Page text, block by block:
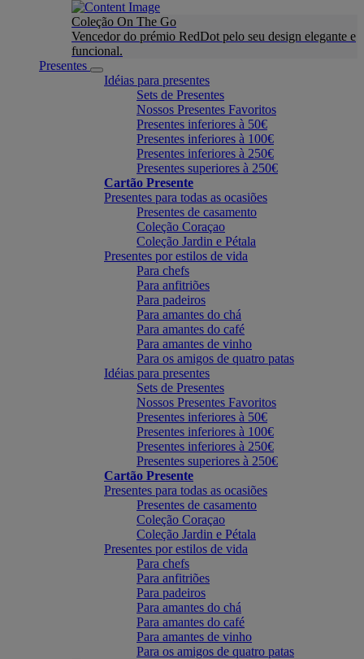
Coleção On The Go
Vencedor do prémio RedDot pelo seu design elegante e
funcional.
Presentes
Idéias para presentes
Sets de Presentes
Nossos Presentes Favoritos
Presentes inferiores à 50€
Presentes inferiores à 100€
Presentes inferiores à 250€
Presentes superiores à 250€
Cartão Presente
Presentes para todas as ocasiões
Presentes de casamento
Coleção Coraçao
Coleção Jardin e Pétala
Presentes por estilos de vida
Para chefs
Para anfitriões
Para padeiros
Para amantes do chá
Para amantes do café
Para amantes de vinho
Para os amigos de quatro patas
Idéias para presentes
Sets de Presentes
Nossos Presentes Favoritos
Presentes inferiores à 50€
Presentes inferiores à 100€
Presentes inferiores à 250€
Presentes superiores à 250€
Cartão Presente
Presentes para todas as ocasiões
Presentes de casamento
Coleção Coraçao
Coleção Jardin e Pétala
Presentes por estilos de vida
Para chefs
Para anfitriões
Para padeiros
Para amantes do chá
Para amantes do café
Para amantes de vinho
Para os amigos de quatro patas